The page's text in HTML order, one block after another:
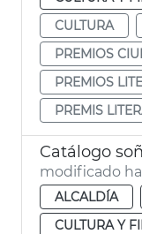
CULTURA
PREMIOS
PREMIOS
PREMIS
Catálogo
modificado
ALCALDÍA
CULTURA Y